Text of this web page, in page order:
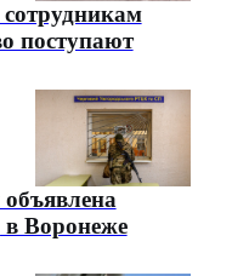
поступают
Воронеже